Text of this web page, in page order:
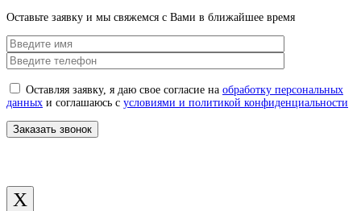
Оставьте заявку и мы свяжемся с Вами в ближайшее время
Оставляя заявку, я даю свое согласие на обработку персональных
данных и соглашаюсь с условиями и политикой конфиденциальности
X